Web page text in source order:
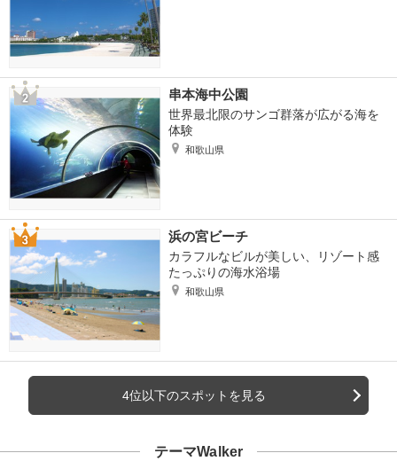
串本海中公園
世界最北限のサンゴ群落が広がる海を
体験
和歌山県
浜の宮ビーチ
カラフルなビルが美しい、リゾート感
たっぷりの海水浴場
和歌山県
4位以下のスポットを見る
テーマWalker